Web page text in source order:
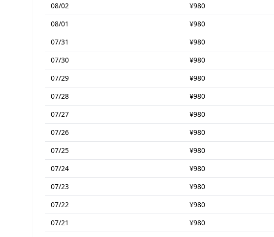
08/02
¥980
08/01
¥980
07/31
¥980
07/30
¥980
07/29
¥980
07/28
¥980
07/27
¥980
07/26
¥980
07/25
¥980
07/24
¥980
07/23
¥980
07/22
¥980
07/21
¥980